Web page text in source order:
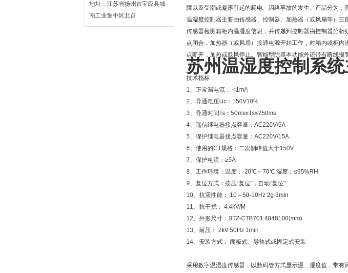
地址：江苏省扬州市宝应县城
南工业集中区北首
障以及受潮或凝露引起的爬电、闪络事故的发生。产品分为：
温湿度控制器主要由传感器、控制器、加热器（或风扇等）三
传感器检测箱柜内温湿度信息，并传递到控制器由控制器分
点闭合，加热器（或风扇）接通电源开始工作，对箱内或柜
点断开，加热或鼓风停止。智能型除基本功能外还带有断线报
苏州温湿度控制系
技术指标
1、正常漏电流： <1mA
2、导通电压Uc：150V10%
3、导通时间Ts：50ms≤Ts≤250ms
4、遥信继电器接点容量：AC220V/5A
5、保护继电器接点容量：AC220V/15A
6、使用的CT规格：二次侧峰值大于150V
7、保护电流：≥5A
8、工作环境：温度：-20℃～70℃ 湿度：≤95%RH
9、复位方式：按压“复位"，自动“复位"
10、抗震性能： 10～50-10Hz 2g 3min
11、抗干扰： 4.4kV/M
12、外形尺寸：BTZ-CTB701:4848100(mm)
13、耐压： 2kV 50Hz 1min
14、安装方式： 面板式、导轨式或固定式安装
采用数字温湿度传感器，以数码管方式显示温、湿度值，带